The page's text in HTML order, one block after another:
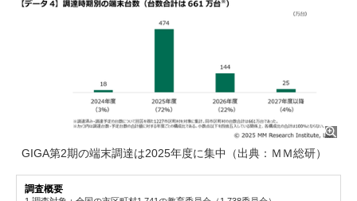
GIGA第2期の端末調達は2025年度に集中（出典：ＭＭ総研）
調査概要